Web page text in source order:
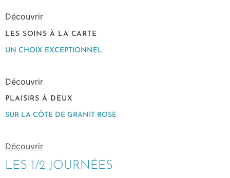
Découvrir
LES SOINS À LA CARTE
UN CHOIX EXCEPTIONNEL
Découvrir
PLAISIRS À DEUX
SUR LA CÔTE DE GRANIT ROSE
Découvrir
LES 1/2 JOURNÉES